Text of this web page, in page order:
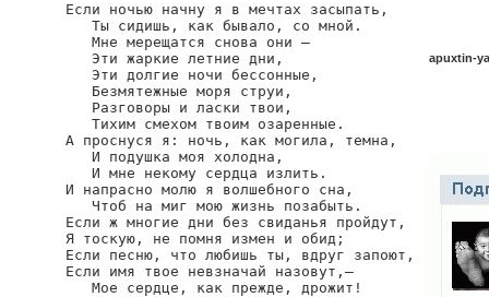
Если ночью начну я в мечтах засыпать,
   Ты сидишь, как бывало, со мной.
   Мне мерещатся снова они —
   Эти жаркие летние дни,
   Эти долгие ночи бессонные,
   Безмятежные моря струи,
   Разговоры и ласки твои,
   Тихим смехом твоим озаренные.
А проснуся я: ночь, как могила, темна,
   И подушка моя холодна,
   И мне некому сердца излить.
И напрасно молю я волшебного сна,
   Чтоб на миг мою жизнь позабыть.
Если ж многие дни без свиданья пройдут,
Я тоскую, не помня измен и обид;
Если песню, что любишь ты, вдруг запоют,
Если имя твое невзначай назовут,—
   Мое сердце, как прежде, дрожит!
apuxtin-